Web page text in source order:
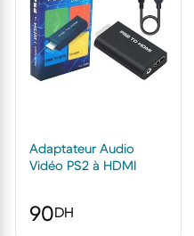
Adaptateur Audio
Vidéo PS2 à HDMI
90DH